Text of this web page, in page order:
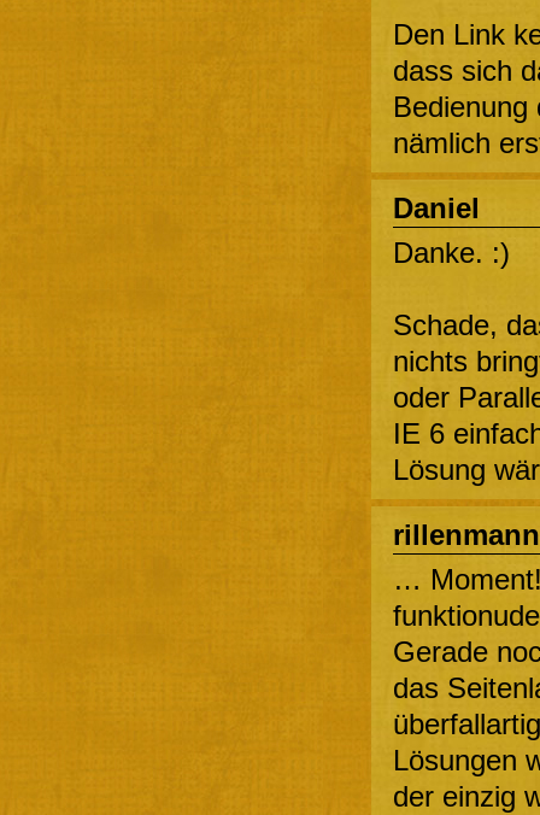
Den Link
dass sich
nämlich
Daniel
Danke. :)
Schade,
nichts
oder
IE 6
Lösung
…
Gerade
das
Lösungen
der einzig